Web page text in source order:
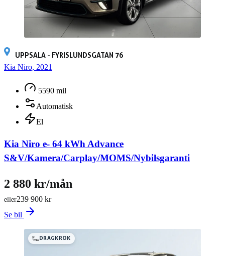
UPPSALA - FYRISLUNDSGATAN 76
Kia Niro, 2021
5590 mil
Automatisk
El
Kia Niro e- 64 kWh Advance
S&V/Kamera/Carplay/MOMS/Nybilsgaranti
239 900 kr
eller
2 880 kr/mån
Se bil
DRAGKROK